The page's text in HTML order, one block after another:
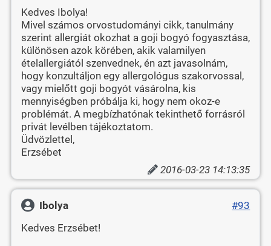
Kedves Ibolya!
Mivel számos orvostudományi cikk, tanulmány
szerint allergiát okozhat a goji bogyó fogyasztása,
különösen azok körében, akik valamilyen
ételallergiától szenvednek, én azt javasolnám,
hogy konzultáljon egy allergológus szakorvossal,
vagy mielőtt goji bogyót vásárolna, kis
mennyiségben próbálja ki, hogy nem okoz-e
problémát. A megbízhatónak tekinthető forrásról
privát levélben tájékoztatom.
Üdvözlettel,
Erzsébet
2016-03-23 14:13:35
Ibolya
#93
Kedves Erzsébet!